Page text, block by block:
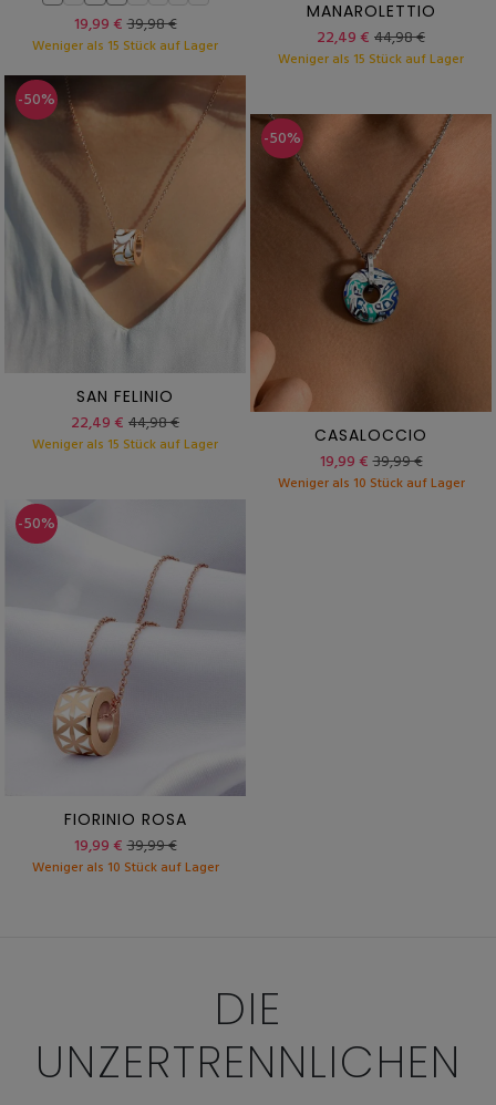
19,99 €39,98 €
Weniger als 15 Stück auf Lager
MANAROLETTIO
22,49 € 44,98 €
Weniger als 15 Stück auf Lager
-50%
SAN FELINIO
22,49 € 44,98 €
Weniger als 15 Stück auf Lager
-50%
CASALOCCIO
19,99 €39,99 €
Weniger als 10 Stück auf Lager
-50%
FIORINIO ROSA
19,99 €39,99 €
Weniger als 10 Stück auf Lager
DIE
UNZERTRENNLICHEN